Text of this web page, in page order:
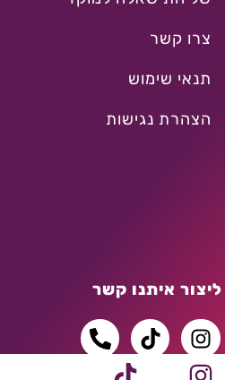
צרו קשר
תנאי שימוש
הצהרת נגישות
איתנו קשר